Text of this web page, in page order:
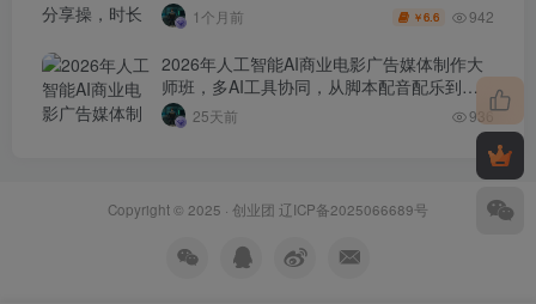
1个月前 ￥6.6 942
2026年人工智能AI商业电影广告媒体制作大
师班，多AI工具协同，从脚本配音配乐到电
影级短片、品牌广告全流程实战（中英字
幕）
25天前 936
Copyright © 2025 · 创业团 辽ICP备2025066689号